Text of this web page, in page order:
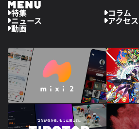
特集 コラム
ニュース アクセ
動画